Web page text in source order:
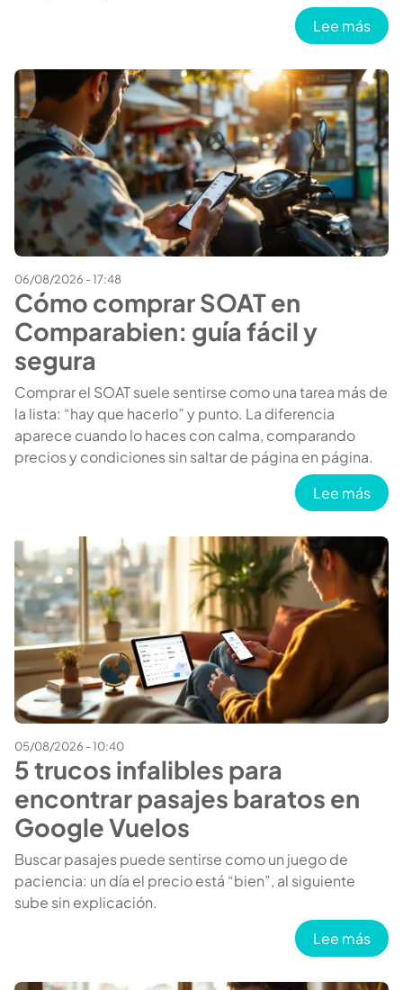
Lee más
06/08/2026 - 17:48
Cómo comprar SOAT en
Comparabien: guía fácil y
segura
Comprar el SOAT suele sentirse como una tarea más de
la lista: “hay que hacerlo” y punto. La diferencia
aparece cuando lo haces con calma, comparando
precios y condiciones sin saltar de página en página.
Lee más
05/08/2026 - 10:40
5 trucos infalibles para
encontrar pasajes baratos en
Google Vuelos
Buscar pasajes puede sentirse como un juego de
paciencia: un día el precio está “bien”, al siguiente
sube sin explicación.
Lee más